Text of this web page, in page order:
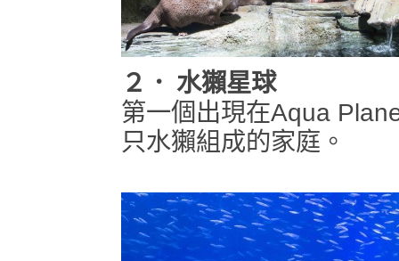
２． 水獺星球
第一個出現在Aqua
只水獺組成的家庭。